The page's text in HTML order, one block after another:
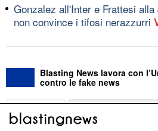
Gonzalez all'Inter e Frattesi
non convince i tifosi nerazzurri
Blasting News lavora con
contro le fake news
ABOUT